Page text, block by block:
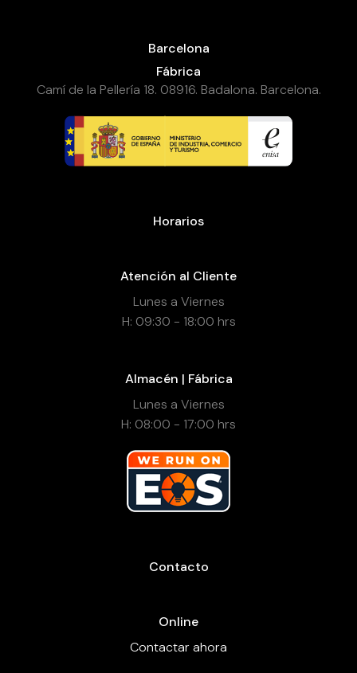
Barcelona
Fábrica
Camí de la Pellería 18. 08916. Badalona. Barcelona.
Horarios
Atención al Cliente
Lunes a Viernes
H: 09:30 - 18:00 hrs
Almacén | Fábrica
Lunes a Viernes
H: 08:00 - 17:00 hrs
Contacto
Online
Contactar ahora